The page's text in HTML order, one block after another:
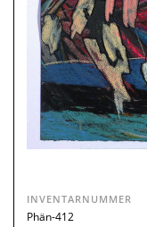
INVENTARNUMMER
Phän-412